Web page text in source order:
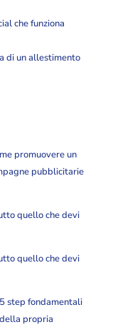
che funziona
di un allestimento
promuovere un
pubblicitarie
quello che devi
quello che devi
step fondamentali
propria